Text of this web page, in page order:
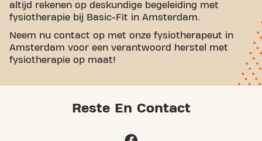
altijd rekenen op deskundige begeleiding met
fysiotherapie bij Basic-Fit in Amsterdam.
Neem nu contact op met onze fysiotherapeut in
Amsterdam voor een verantwoord herstel met
fysiotherapie op maat!
Reste En Contact